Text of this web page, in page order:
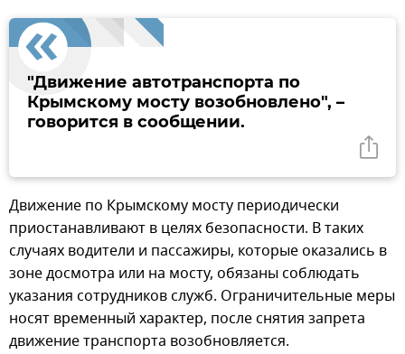
"Движение автотранспорта по
Крымскому мосту возобновлено", –
говорится в сообщении.
Движение по Крымскому мосту периодически
приостанавливают в целях безопасности. В таких
случаях водители и пассажиры, которые оказались в
зоне досмотра или на мосту, обязаны соблюдать
указания сотрудников служб. Ограничительные меры
носят временный характер, после снятия запрета
движение транспорта возобновляется.